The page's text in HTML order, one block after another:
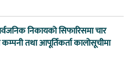
निकायको सिफारिसमा चार
कम्पनी तथा आपूर्तिकर्ता कालोसूचीमा